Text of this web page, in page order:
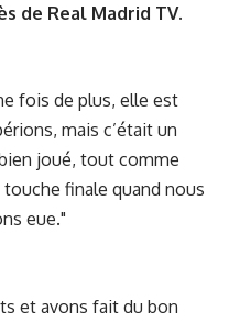
de Real Madrid TV.
fois de plus, elle est
mais c’était un
joué, tout comme
finale quand nous
eue."
et avons fait du bon